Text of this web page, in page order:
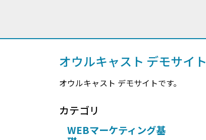
オウルキャスト デモサイト
オウルキャスト デモサイトです。
カテゴリ
WEBマーケティング基